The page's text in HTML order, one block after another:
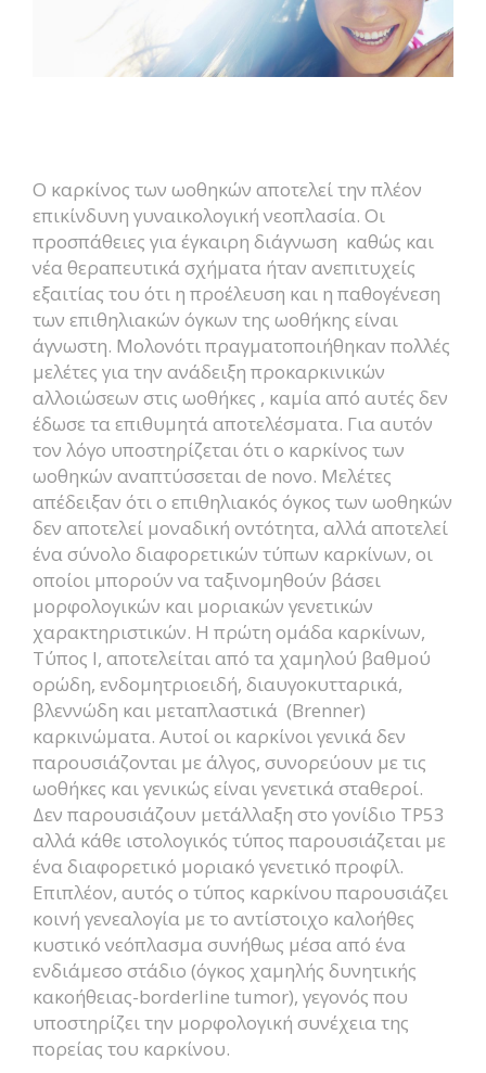
Ο καρκίνος των ωοθηκών αποτελεί την πλέον
επικίνδυνη γυναικολογική νεοπλασία. Οι
προσπάθειες για έγκαιρη διάγνωση καθώς και
νέα θεραπευτικά σχήματα ήταν ανεπιτυχείς
εξαιτίας του ότι η προέλευση και η παθογένεση
των επιθηλιακών όγκων της ωοθήκης είναι
άγνωστη. Μολονότι πραγματοποιήθηκαν πολλές
μελέτες για την ανάδειξη προκαρκινικών
αλλοιώσεων στις ωοθήκες , καμία από αυτές δεν
έδωσε τα επιθυμητά αποτελέσματα. Για αυτόν
τον λόγο υποστηρίζεται ότι ο καρκίνος των
ωοθηκών αναπτύσσεται de novo. Μελέτες
απέδειξαν ότι ο επιθηλιακός όγκος των ωοθηκών
δεν αποτελεί μοναδική οντότητα, αλλά αποτελεί
ένα σύνολο διαφορετικών τύπων καρκίνων, οι
οποίοι μπορούν να ταξινομηθούν βάσει
μορφολογικών και μοριακών γενετικών
χαρακτηριστικών. Η πρώτη ομάδα καρκίνων,
Τύπος I, αποτελείται από τα χαμηλού βαθμού
ορώδη, ενδομητριοειδή, διαυγοκυτταρικά,
βλεννώδη και μεταπλαστικά (Brenner)
καρκινώματα. Αυτοί οι καρκίνοι γενικά δεν
παρουσιάζονται με άλγος, συνορεύουν με τις
ωοθήκες και γενικώς είναι γενετικά σταθεροί.
Δεν παρουσιάζουν μετάλλαξη στο γονίδιο TP53
αλλά κάθε ιστολογικός τύπος παρουσιάζεται με
ένα διαφορετικό μοριακό γενετικό προφίλ.
Επιπλέον, αυτός ο τύπος καρκίνου παρουσιάζει
κοινή γενεαλογία με το αντίστοιχο καλοήθες
κυστικό νεόπλασμα συνήθως μέσα από ένα
ενδιάμεσο στάδιο (όγκος χαμηλής δυνητικής
κακοήθειας-borderline tumor), γεγονός που
υποστηρίζει την μορφολογική συνέχεια της
πορείας του καρκίνου.